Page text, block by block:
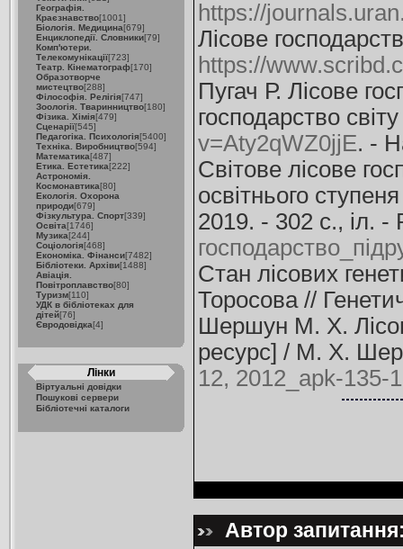
Географія.
Краєзнавство[1001]
Біологія. Медицина[679]
Енциклопедії. Словники[79]
Комп'ютери.
Телекомунікації[723]
Театр. Кінематограф[170]
Образотворче
мистецтво[288]
Філософія. Релігія[747]
Зоологія. Тваринництво[180]
Фізика. Хімія[479]
Сценарії[545]
Педагогіка. Психологія[5400]
Техніка. Виробництво[594]
Математика[487]
Етика. Естетика[222]
Астрономія.
Космонавтика[80]
Екологія. Охорона
природи[679]
Фізкультура. Спорт[339]
Освіта[1746]
Музика[244]
Соціологія[468]
Економіка. Фінанси[7482]
Бібліотеки. Архіви[1488]
Авіація.
Повітроплавство[80]
Туризм[110]
УДК в бібліотеках для
дітей[76]
Євродовідка[4]
Лінки
Віртуальні довідки
Пошукові сервери
Бібліотечні каталоги
https://
Лісове
https://
Пугач Р. Лісове
господарство
v=Aty2qWZ0jjE. -
Світове лісове
освітнього
2019. - 302 с., іл.
Стан лісових
Торосова //
Шершун М. Х.
ресурс] / М. Х.
12, 2012_apk-135-
Автор